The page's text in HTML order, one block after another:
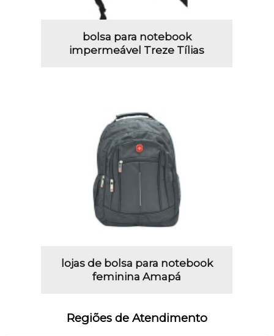
bolsa para notebook
impermeável Treze Tílias
lojas de bolsa para notebook
feminina Amapá
Regiões de Atendimento